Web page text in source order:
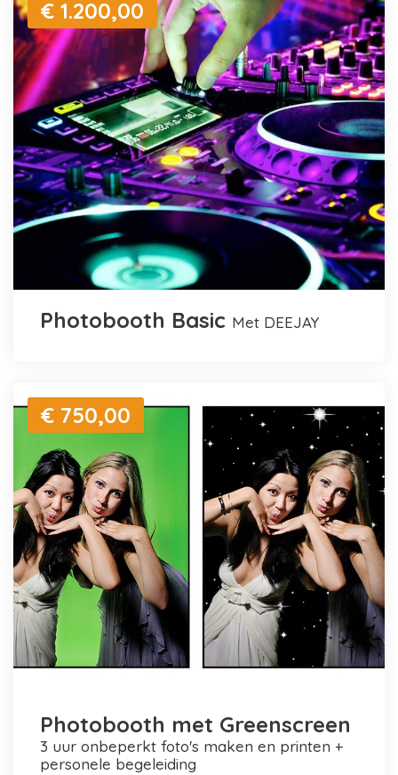
€ 1.200,00
Photobooth Basic met DEEJAY
€ 750,00
Photobooth met Greenscreen
3 uur onbeperkt foto's maken en printen +
personele begeleiding